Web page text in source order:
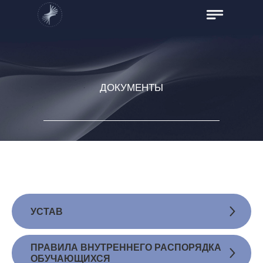
ДОКУМЕНТЫ
УСТАВ
ПРАВИЛА ВНУТРЕННЕГО РАСПОРЯДКА
ОБУЧАЮЩИХСЯ